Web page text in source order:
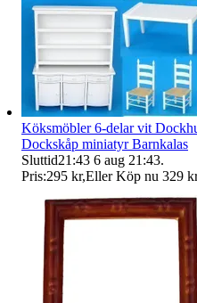
Köksmöbler 6-delar vit
Dockskåp miniatyr Barnkalas
Sluttid21:43 6 aug 21:43.
Pris:295 kr,Eller Köp nu 329 kr